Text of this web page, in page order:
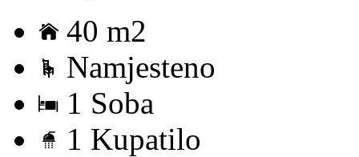
40 m2
Namjesteno
1 Soba
1 Kupatilo